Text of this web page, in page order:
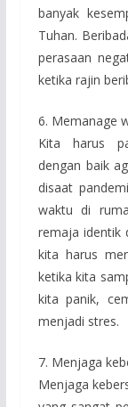
banyak
Tuhan.
perasaan
ketika rajin
6. Memanage
Kita harus
dengan baik
disaat
waktu di
remaja identik
kita harus
ketika kita
kita panik,
menjadi stres.
7. Menjaga
Menjaga